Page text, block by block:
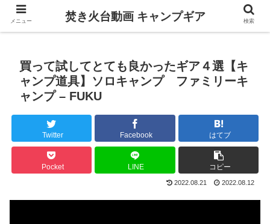
買って試してとても良かったギア４選【キ
ャンプ道具】ソロキャンプ ファミリーキ
ャンプ – FUKU
Twitter Facebook はてブ
Pocket LINE コピー
2022.08.21 2022.08.12
メニュー 焚き火台動画 キャンプギア 検索